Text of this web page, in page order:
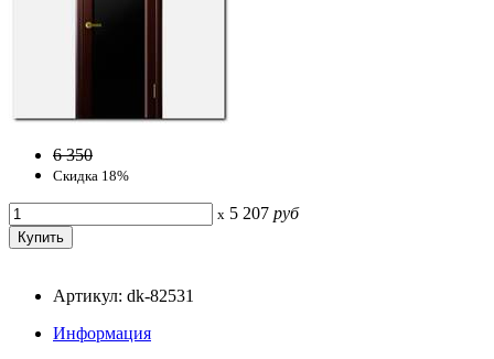
6 350
Скидка 18%
x 5 207 руб
Артикул: dk-82531
Информация